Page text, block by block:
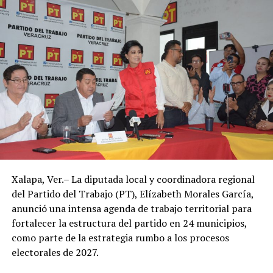
navegación menor.
Las previsiones indican que las lluvias continuarán con
una probabilidad relativamente alta hasta el viernes,
mientras que durante el fin de semana se espera una
ligera disminución en las precipitaciones.
Sin embargo, el ambiente seguirá siendo caluroso, con
un descenso apenas perceptible en la temperatura a
partir de este jueves.
exposición prolongada al sol durante las horas de mayor
radiación, mantenerse hidratado y tomar precauciones
ante posibles tormentas eléctricas, especialmente en
regiones montañosas y del sur de Veracruz.
Xalapa, Ver.– La diputada local y coordinadora regional
del Partido del Trabajo (PT), Elízabeth Morales García,
anunció una intensa agenda de trabajo territorial para
fortalecer la estructura del partido en 24 municipios,
como parte de la estrategia rumbo a los procesos
electorales de 2027.